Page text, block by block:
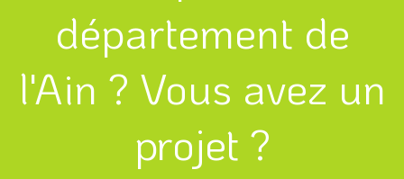
département de
l'Ain ? Vous avez un
projet ?